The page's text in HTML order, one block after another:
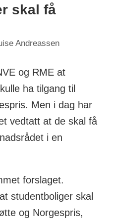
skal få
Andreassen
og RME at
ha tilgang til
Men i dag har
vedtatt at de skal få
i en
forslaget.
studentboliger skal
og Norgespris,